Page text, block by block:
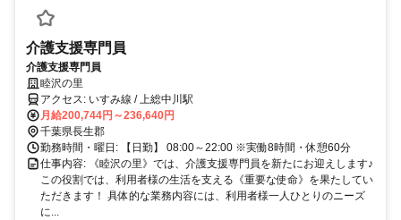
介護支援専門員
介護支援専門員
睦沢の里
アクセス: いすみ線 / 上総中川駅
月給200,744円～236,640円
千葉県長生郡
勤務時間・曜日: 【日勤】 08:00～22:00 ※実働8時間・休憩60分
仕事内容: 《睦沢の里》では、介護支援専門員を新たにお迎えします♪
この役割では、利用者様の生活を支える《重要な使命》を果たしてい
ただきます！ 具体的な業務内容には、利用者様一人ひとりのニーズ
に...